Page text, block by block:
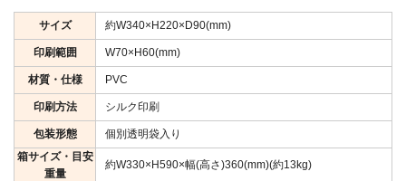
サイズ 約W340×H220×D90(mm)
印刷範囲 W70×H60(mm)
材質・仕様 PVC
印刷方法 シルク印刷
包装形態
個別透明袋入り
箱サイズ・目安
重量
約W330×H590×幅(高さ)360(mm)(約13kg)